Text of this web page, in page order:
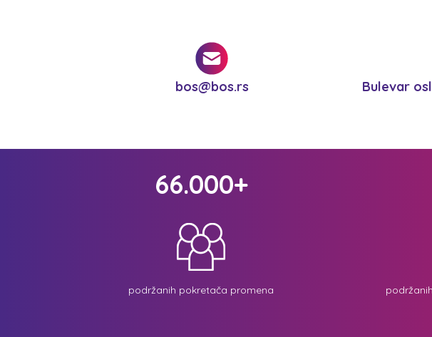
bos@bos.rs Bulevar
66.000+
podržanih pokretača promena